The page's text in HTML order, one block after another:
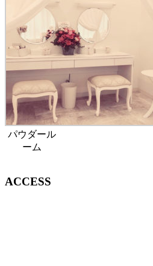
パウダール
ーム
ACCESS